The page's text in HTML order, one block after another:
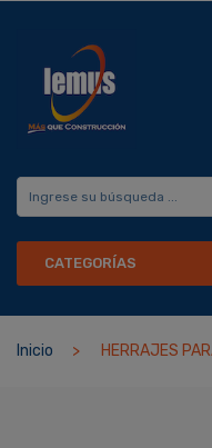
CATEGORÍAS
Inicio HERRAJES